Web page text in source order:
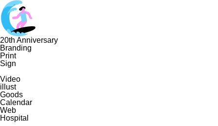
20th Anniversary
Branding
Print
Sign
Video
illust
Goods
Calendar
Web
Hospital